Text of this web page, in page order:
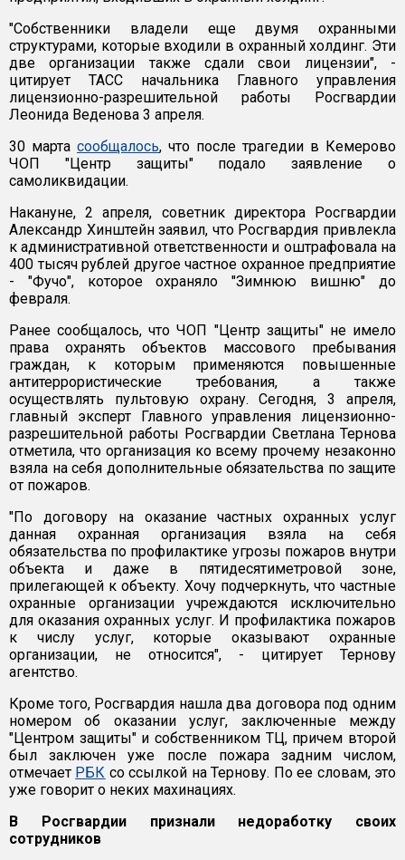
"Собственники владели еще двумя охранными
структурами, которые входили в охранный холдинг. Эти
две организации также сдали свои лицензии", -
цитирует ТАСС начальника Главного управления
лицензионно-разрешительной работы Росгвардии
Леонида Веденова 3 апреля.
30 марта сообщалось, что после трагедии в Кемерово
ЧОП "Центр защиты" подало заявление о
самоликвидации.
Накануне, 2 апреля, советник директора Росгвардии
Александр Хинштейн заявил, что Росгвардия привлекла
к административной ответственности и оштрафовала на
400 тысяч рублей другое частное охранное предприятие
- "Фучо", которое охраняло "Зимнюю вишню" до
февраля.
Ранее сообщалось, что ЧОП "Центр защиты" не имело
права охранять объектов массового пребывания
граждан, к которым применяются повышенные
антитеррористические требования, а также
осуществлять пультовую охрану. Сегодня, 3 апреля,
главный эксперт Главного управления лицензионно-
разрешительной работы Росгвардии Светлана Тернова
отметила, что организация ко всему прочему незаконно
взяла на себя дополнительные обязательства по защите
от пожаров.
"По договору на оказание частных охранных услуг
данная охранная организация взяла на себя
обязательства по профилактике угрозы пожаров внутри
объекта и даже в пятидесятиметровой зоне,
прилегающей к объекту. Хочу подчеркнуть, что частные
охранные организации учреждаются исключительно
для оказания охранных услуг. И профилактика пожаров
к числу услуг, которые оказывают охранные
организации, не относится", - цитирует Тернову
агентство.
Кроме того, Росгвардия нашла два договора под одним
номером об оказании услуг, заключенные между
"Центром защиты" и собственником ТЦ, причем второй
был заключен уже после пожара задним числом,
отмечает РБК со ссылкой на Тернову. По ее словам, это
уже говорит о неких махинациях.
В Росгвардии признали недоработку своих
сотрудников